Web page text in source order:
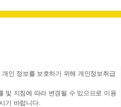
인 정보를 보호하기 위해 개인정보취급
및 지침에 따라 변경될 수 있으므로 이용
기 바랍니다.